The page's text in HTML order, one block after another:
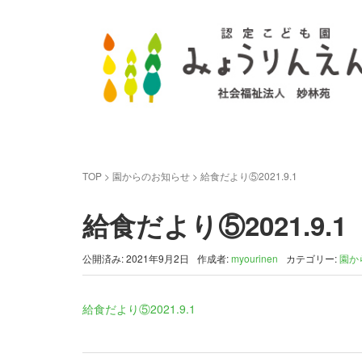
TOP > 園からのお知らせ > 給食だより⑤2021.9.1
給食だより⑤2021.9.1
公開済み: 2021年9月2日 作成者:myourinen カテゴリー:園か
給食だより⑤2021.9.1